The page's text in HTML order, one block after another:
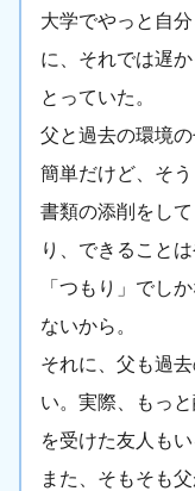
大学でやっと自
に、それでは遅
とっていた。
父と過去の環境
簡単だけど、そ
書類の添削をし
り、できること
「つもり」でし
ないから。
それに、父も過
い。実際、もっ
を受けた友人もい
また、そもそも